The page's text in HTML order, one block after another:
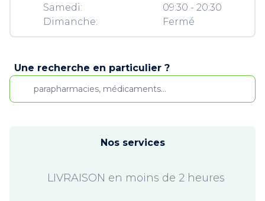
Samedi:
Dimanche:
09:30 - 20:30
Fermé
Une recherche en particulier ?
Nos services
LIVRAISON en moins de 2 heures